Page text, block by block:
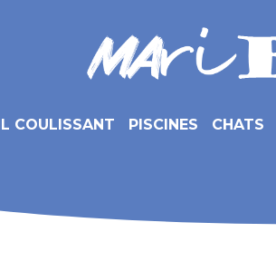
COULISSANT PISCINES CHATS